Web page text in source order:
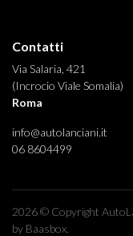
Contatti
Via Salaria, 421
(Incrocio Viale Somalia)
Roma
info@autolanciani.it
06 8604499
2026 © Copyright
by Baasbox.